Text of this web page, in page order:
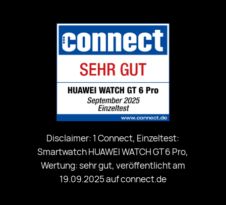
Disclaimer: 1 Connect, Einzeltest:
Smartwatch HUAWEI WATCH GT 6 Pro,
Wertung: sehr gut, veröffentlicht am
19.09.2025 auf connect.de